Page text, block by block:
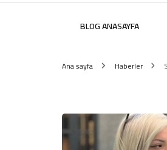
BLOG ANASAYFA
Ana sayfa Haberler